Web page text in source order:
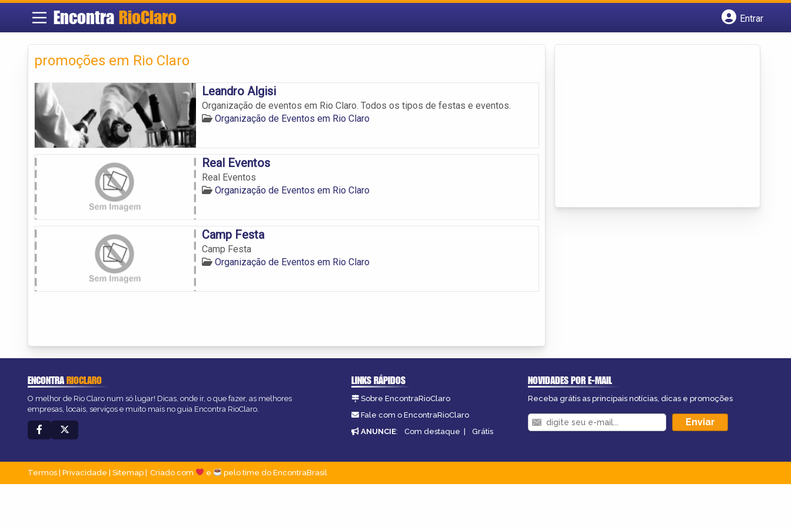
Encontra RioClaro
Entrar
promoções em Rio Claro
Leandro Algisi
Organização de eventos em Rio Claro. Todos os tipos de festas e eventos.
Organização de Eventos em Rio Claro
Real Eventos
Real Eventos
Organização de Eventos em Rio Claro
Camp Festa
Camp Festa
Organização de Eventos em Rio Claro
ENCONTRARIOCLARO
O melhor de Rio Claro num só lugar! Dicas, onde ir, o que fazer, as melhores
empresas, locais, serviços e muito mais no guia Encontra RioClaro.
LINKS RÁPIDOS
Sobre EncontraRioClaro
Fale com o EncontraRioClaro
ANUNCIE: Com destaque | Grátis
NOVIDADES POR E-MAIL
Receba grátis as principais notícias, dicas e promoções
Termos Privacidade Sitemap Criado com e pelo time do EncontraBrasil